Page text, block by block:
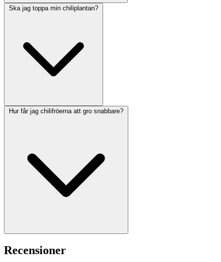
Ska jag toppa min chiliplantan?
Hur får jag chilifröerna att gro snabbare?
Recensioner